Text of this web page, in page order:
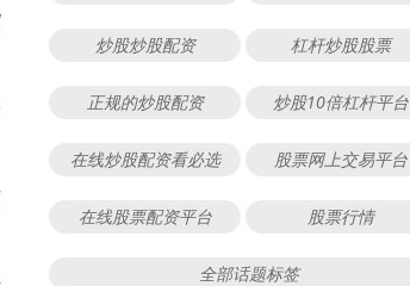
炒股炒股配资 杠杆炒股股票
正规的炒股配资 炒股10倍杠杆平台
在线炒股配资看必选 股票网上交易平台
在线股票配资平台 股票行情
全部话题标签